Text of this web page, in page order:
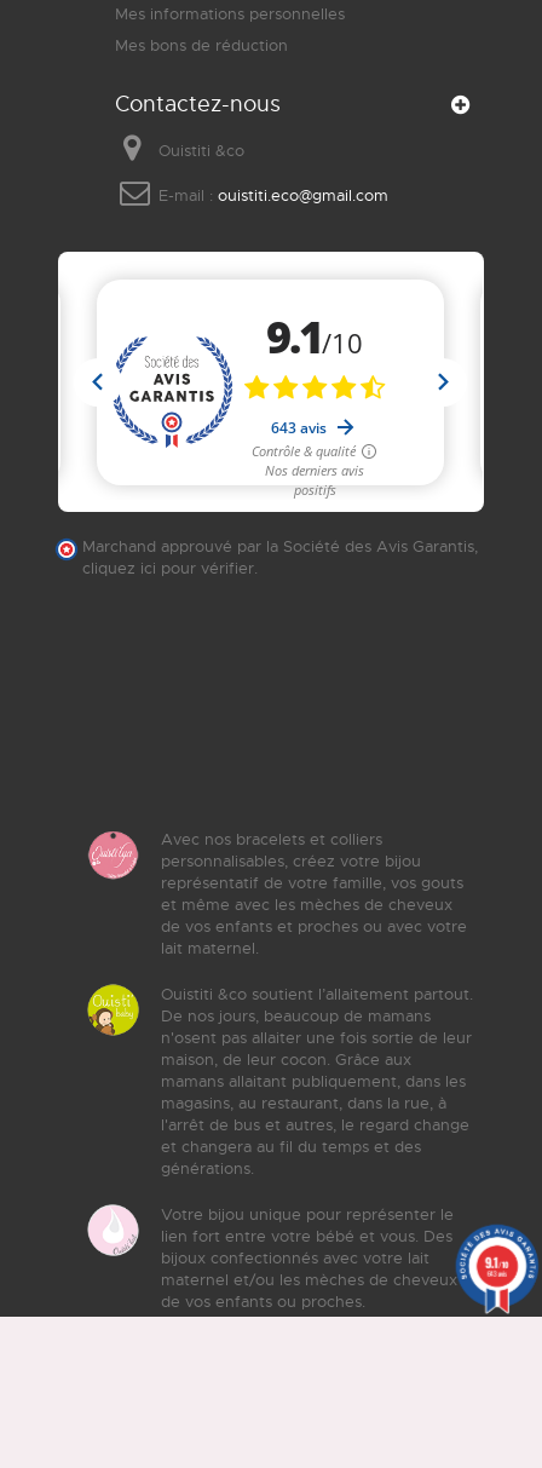
Mes informations personnelles
Mes bons de réduction
Contactez-nous
Ouistiti &co
E-mail : ouistiti.eco@gmail.com
Marchand approuvé par la Société des Avis Garantis,
cliquez ici pour vérifier.
Avec nos bracelets et colliers
personnalisables, créez votre bijou
représentatif de votre famille, vos gouts
et même avec les mèches de cheveux
de vos enfants et proches ou avec votre
lait maternel.
Ouistiti &co soutient l’allaitement partout.
De nos jours, beaucoup de mamans
n'osent pas allaiter une fois sortie de leur
maison, de leur cocon. Grâce aux
mamans allaitant publiquement, dans les
magasins, au restaurant, dans la rue, à
l'arrêt de bus et autres, le regard change
et changera au fil du temps et des
générations.
Votre bijou unique pour représenter le
lien fort entre votre bébé et vous. Des
bijoux confectionnés avec votre lait
maternel et/ou les mèches de cheveux
de vos enfants ou proches.
9.1/10
643 avis